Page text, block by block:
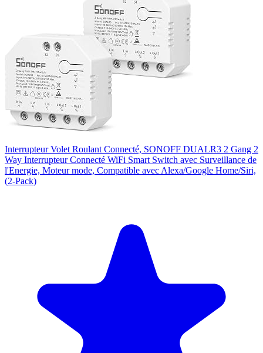
Interrupteur Volet Roulant Connecté, SONOFF DUALR3 2 Gang 2
Way Interrupteur Connecté WiFi Smart Switch avec Surveillance de
l'Energie, Moteur mode, Compatible avec Alexa/Google Home/Siri,
(2-Pack)